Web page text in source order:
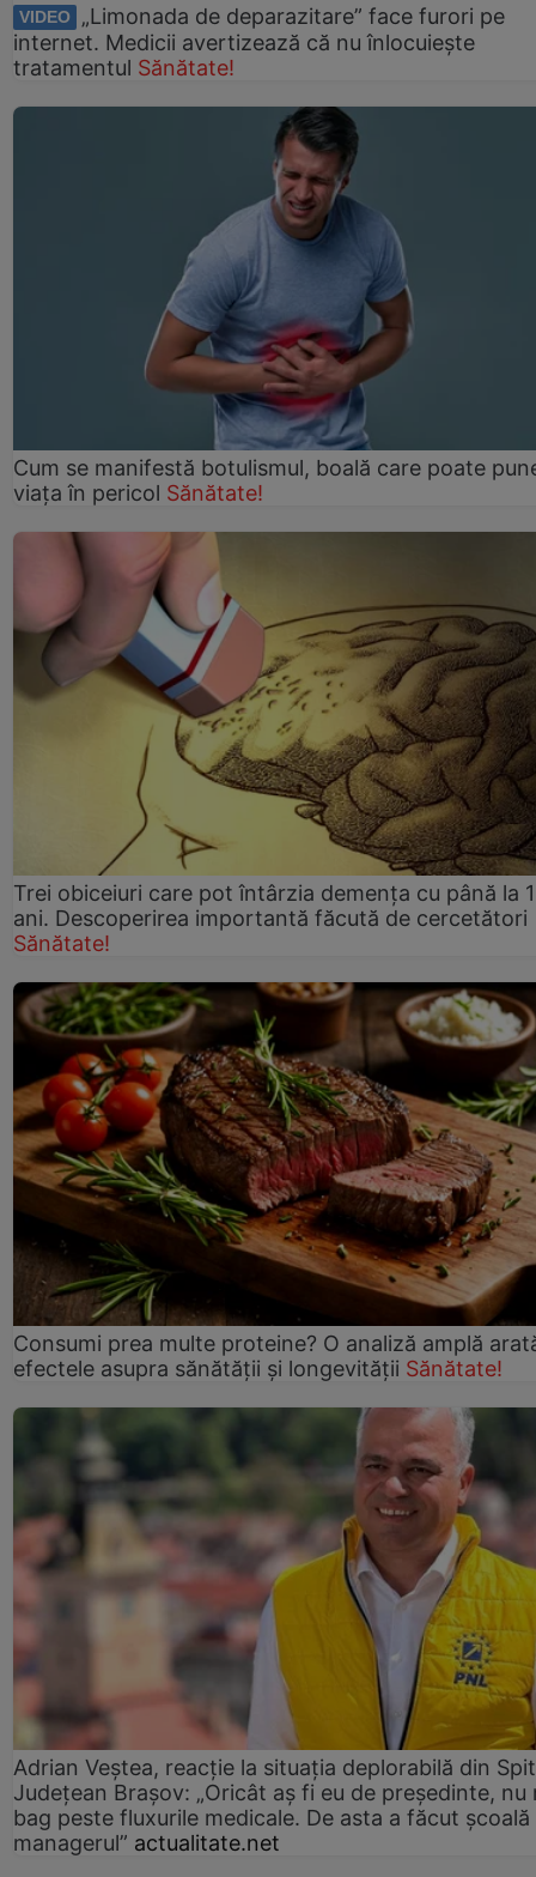
VIDEO
„Limonada de deparazitare” face furori pe
internet. Medicii avertizează că nu înlocuiește
tratamentul Sănătate!
Cum se manifestă botulismul, boală care poate
viaţa în pericol Sănătate!
Trei obiceiuri care pot întârzia demența cu până la
ani. Descoperirea importantă făcută de cercetători
Sănătate!
Consumi prea multe proteine? O analiză amplă
efectele asupra sănătății și longevității Sănătate!
Adrian Veștea, reacție la situația deplorabilă din
Județean Brașov: „Oricât aș fi eu de președinte, nu
bag peste fluxurile medicale. De asta a făcut școală
managerul” actualitate.net